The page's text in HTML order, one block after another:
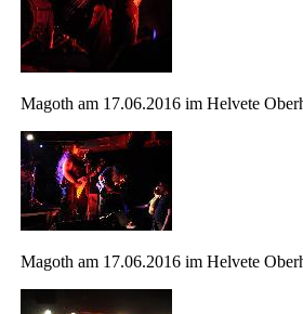
Magoth am 17.06.2016 im Helvete
Magoth am 17.06.2016 im Helvete